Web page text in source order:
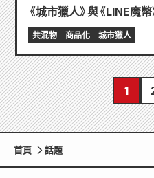
《城市獵人》與《LINE魔幣
共混物 商品化 城市獵人
1
首頁 話題